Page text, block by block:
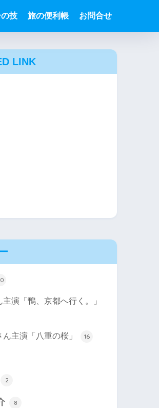
技 旅の便利帳 お問合せ
LINK
演「鴨、京都へ行く。」
主演「八重の桜」 16
2
8